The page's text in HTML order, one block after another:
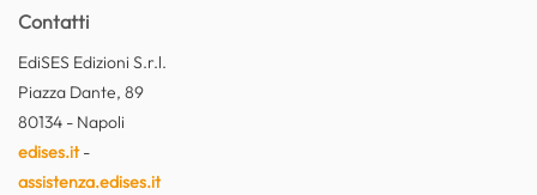
Contatti
EdiSES Edizioni S.r.l.
Piazza Dante, 89
80134 - Napoli
edises.it-
assistenza.edises.it